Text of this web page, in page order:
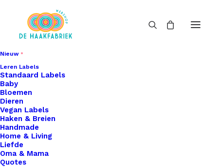
Nieuw
Leren Labels
Standaard Labels
Baby
Bloemen
Dieren
Vegan Labels
Haken & Breien
Handmade
Home & Living
Liefde
Oma & Mama
Quotes